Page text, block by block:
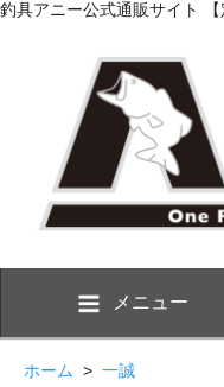
釣具アニー公式通販サイト
メニュー
ホーム > 一誠